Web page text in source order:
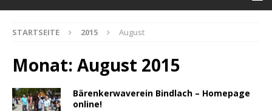
STARTSEITE 2015 August
Monat: August 2015
Bärenkerwaverein Bindlach – Homepage
online!